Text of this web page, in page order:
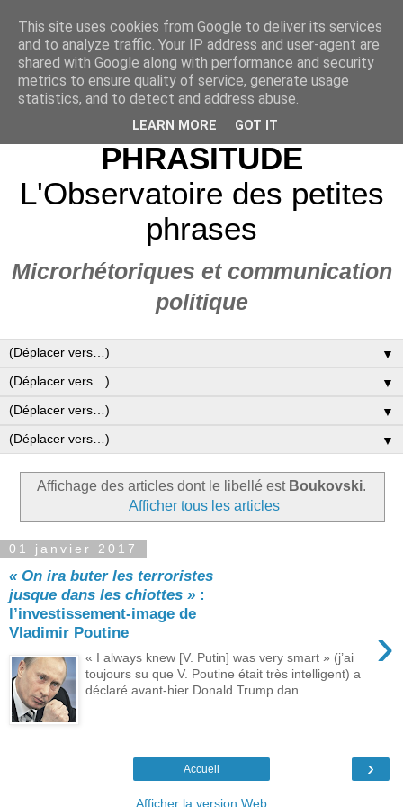
PHRASITUDE
L'Observatoire des petites
phrases
Microrhétoriques et communication
politique
▼
▼
▼
▼
Affichage des articles dont le libellé est Boukovski.
Afficher tous les articles
01 janvier 2017
« On ira buter les terroristes
jusque dans les chiottes » :
l’investissement-image de
Vladimir Poutine
›
« I always knew [V. Putin] was very smart » (j’ai
toujours su que V. Poutine était très intelligent) a
déclaré avant-hier Donald Trump dan...
›
Accueil
Afficher la version Web
This site uses cookies from Google to deliver its services
and to analyze traffic. Your IP address and user-agent are
shared with Google along with performance and security
metrics to ensure quality of service, generate usage
statistics, and to detect and address abuse.
LEARN MORE GOT IT